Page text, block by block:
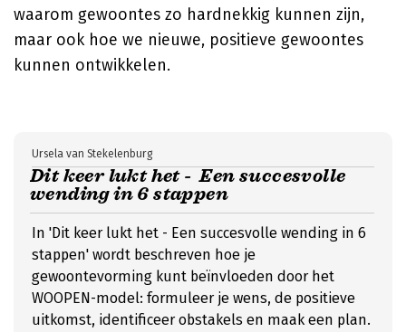
waarom gewoontes zo hardnekkig kunnen zijn,
maar ook hoe we nieuwe, positieve gewoontes
kunnen ontwikkelen.
Dit keer lukt het - Een succesvolle
wending in 6 stappen
Ursela van Stekelenburg
In 'Dit keer lukt het - Een succesvolle wending in 6
stappen' wordt beschreven hoe je
gewoontevorming kunt beïnvloeden door het
WOOPEN-model: formuleer je wens, de positieve
uitkomst, identificeer obstakels en maak een plan.